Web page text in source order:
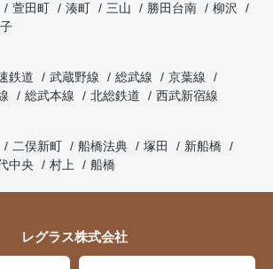
萱田町 湊町 三山 勝田台南
柳沢
鉄道 武蔵野線 総武線
京葉線
総武本線 北総鉄道
西武新宿線
二俣新町 船橋法典 塚田
新船橋
中央 村上 船橋
レグラス株式会社